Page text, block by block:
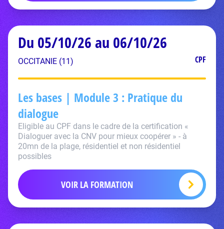
Du 05/10/26 au 06/10/26
OCCITANIE (11) CPF
Les bases | Module 3 : Pratique du
dialogue
Eligible au CPF dans le cadre de la certification «
Dialoguer avec la CNV pour mieux coopérer » - à
20mn de la plage, résidentiel et non résidentiel
possibles
VOIR LA FORMATION